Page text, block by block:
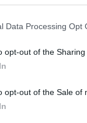
Data Processing Opt
opt-out of the
opt-out of the Sale of
"medidas
contra las
sobre el PP por la
Compromís denuncia a